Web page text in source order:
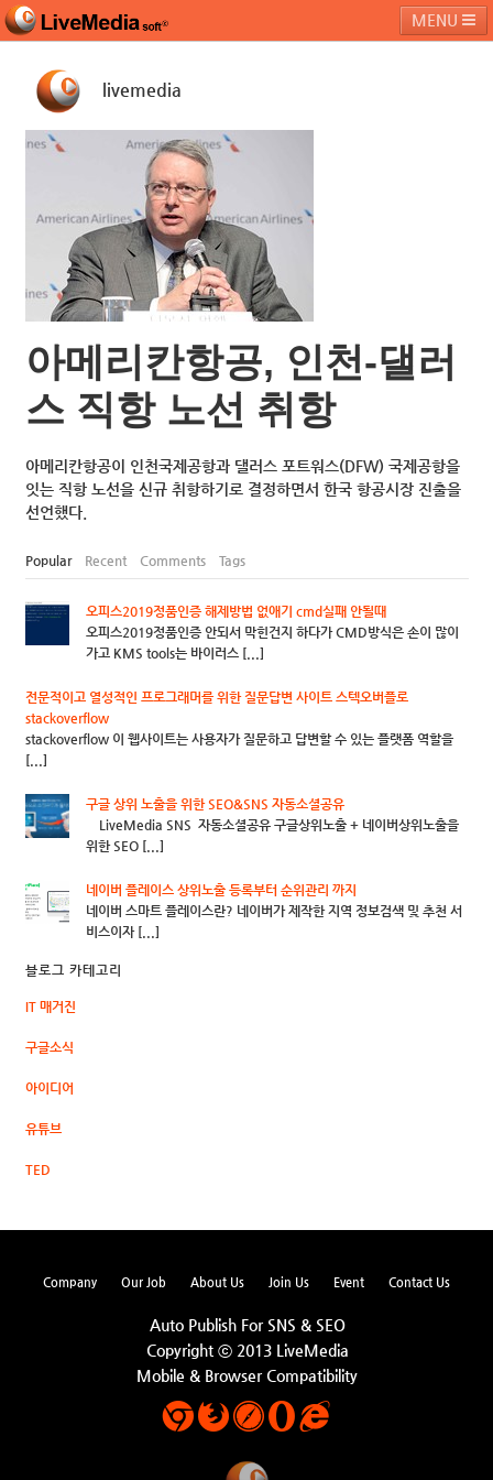
MENU
livemedia
아메리칸항공, 인천-댈러
스 직항 노선 취항
아메리칸항공이 인천국제공항과 댈러스 포트워스(DFW) 국제공항을
잇는 직항 노선을 신규 취항하기로 결정하면서 한국 항공시장 진출을
선언했다.
Popular Recent Comments Tags
오피스2019정품인증 해제방법 없애기 cmd실패 안될때
오피스2019정품인증 안되서 막힌건지 하다가 CMD방식은 손이 많이
가고 KMS tools는 바이러스 [...]
전문적이고 열성적인 프로그래머를 위한 질문답변 사이트 스텍오버플로
stackoverflow
stackoverflow 이 웹사이트는 사용자가 질문하고 답변할 수 있는 플랫폼 역할을
[...]
구글 상위 노출을 위한 SEO&SNS 자동소셜공유
LiveMedia SNS 자동소셜공유 구글상위노출 + 네이버상위노출을
위한 SEO [...]
네이버 플레이스 상위노출 등록부터 순위관리 까지
네이버 스마트 플레이스란? 네이버가 제작한 지역 정보검색 및 추천 서
비스이자 [...]
블로그 카테고리
IT 매거진
구글소식
아이디어
유튜브
TED
Company Our Job About Us Join Us Event Contact Us
Auto Publish For SNS & SEO
Copyright ⓒ 2013 LiveMedia
Mobile & Browser Compatibility